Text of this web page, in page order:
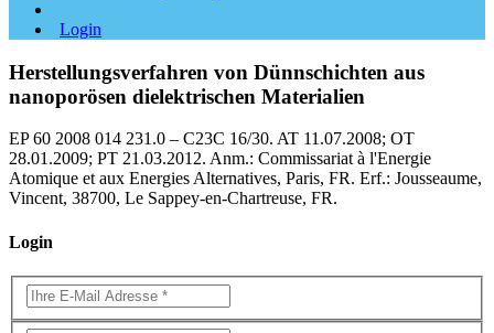
Login
Herstellungsverfahren von Dünnschichten aus
nanoporösen dielektrischen Materialien
EP 60 2008 014 231.0 – C23C 16/30. AT 11.07.2008; OT
28.01.2009; PT 21.03.2012. Anm.: Commissariat à l'Energie
Atomique et aux Energies Alternatives, Paris, FR. Erf.: Jousseaume,
Vincent, 38700, Le Sappey-en-Chartreuse, FR.
Login